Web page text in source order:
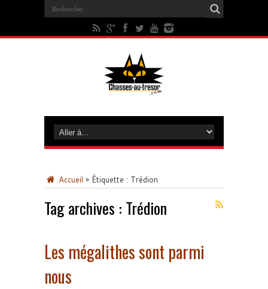
Accueil » Étiquette : Trédion
Tag archives : Trédion
Les mégalithes sont parmi
nous